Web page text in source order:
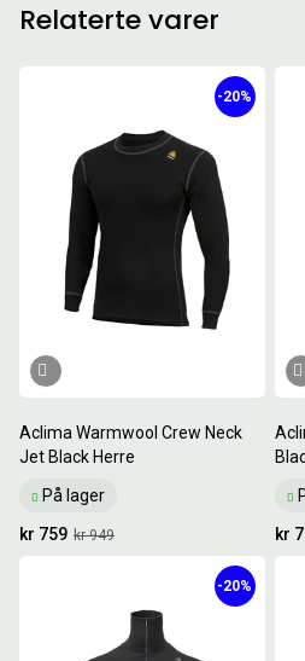
Relaterte varer
Aclima Warmwool Crew Neck
Jet Black Herre
På lager
-20%
kr 949
kr 759 kr
-20%